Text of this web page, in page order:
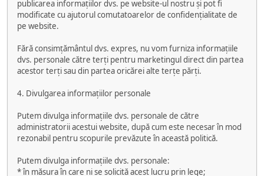
publicarea informațiilor dvs. pe website-ul nostru și pot fi
modificate cu ajutorul comutatoarelor de confidențialitate de
pe website.
Fără consimțământul dvs. expres, nu vom furniza informațiile
dvs. personale către terți pentru marketingul direct din partea
acestor terți sau din partea oricărei alte terțe părți.
4. Divulgarea informațiilor personale
Putem divulga informațiile dvs. personale de către
administratorii acestui website, după cum este necesar în mod
rezonabil pentru scopurile prevăzute în această politică.
Putem divulga informațiile dvs. personale:
* în măsura în care ni se solicită acest lucru prin lege;